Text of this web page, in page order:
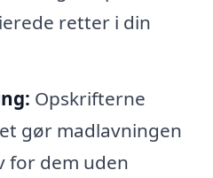
retter i din
Opskrifterne
gør madlavningen
for dem uden